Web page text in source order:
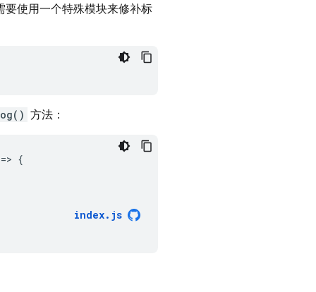
要使用一个特殊模块来修补标
方法：
=> {
index. js